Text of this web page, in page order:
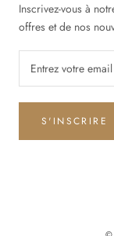
Inscrivez-vous à
offres et de nos
S'INSCRIRE